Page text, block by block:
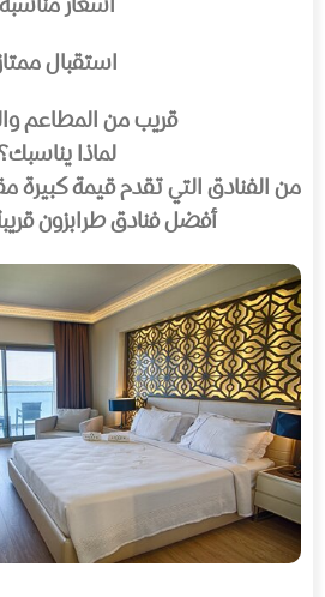
استقبال
قريب من المطاعم
لماذا
من الفنادق التي تقدم قيمة
أفضل فنادق طرابزون